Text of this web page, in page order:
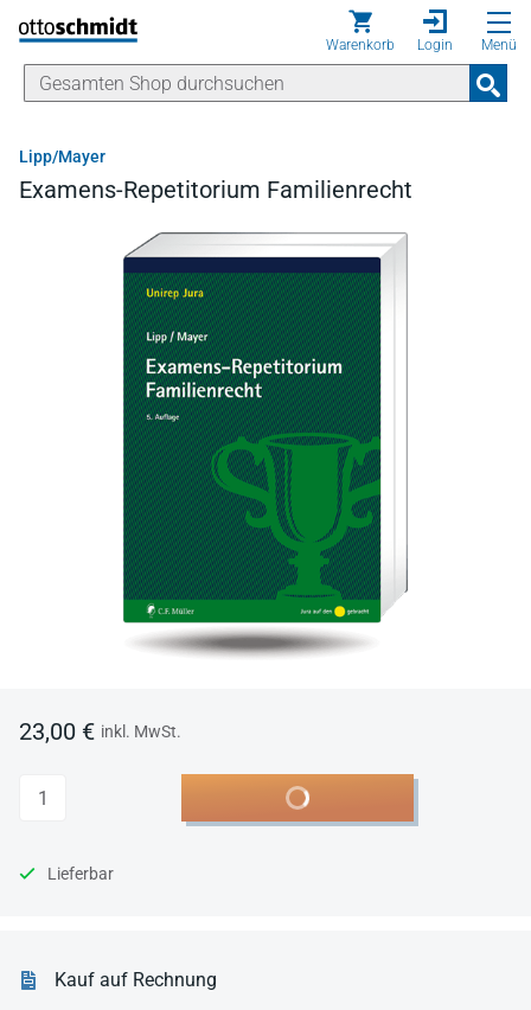
Direkt zum Inhalt
Warenkorb Login Menü
Lipp/Mayer
Examens-Repetitorium Familienrecht
23,00 € inkl. MwSt.
Anzahl In den Warenkorb
Lieferbar
Kauf auf Rechnung